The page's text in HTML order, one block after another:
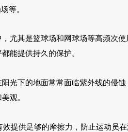
等。
尤其是篮球场和网球场等高频次
能提供持久的保护。
光下的地面常常面临紫外线的侵
观。
效提供足够的摩擦力，防止运动员